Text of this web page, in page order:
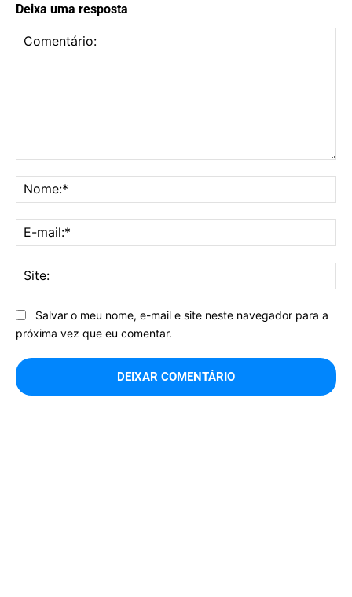
Deixa uma resposta
Salvar o meu nome, e-mail e site neste navegador para a
próxima vez que eu comentar.